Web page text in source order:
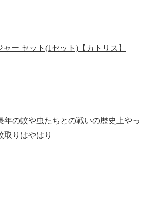
ー セット(1セット)【カトリス】
の蚊や虫たちとの戦いの歴史上やっ
取りはやはり